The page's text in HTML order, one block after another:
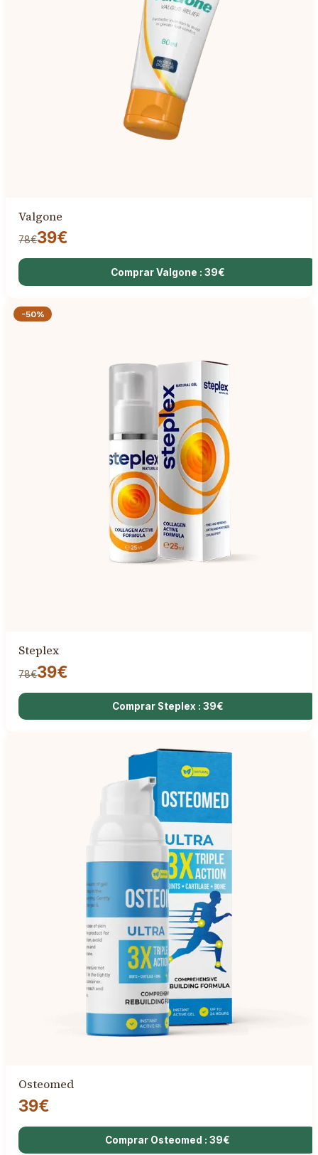
Valgone
78€39€
Comprar Valgone : 39€
-50%
Steplex
78€39€
Comprar Steplex : 39€
Osteomed
39€
Comprar Osteomed : 39€